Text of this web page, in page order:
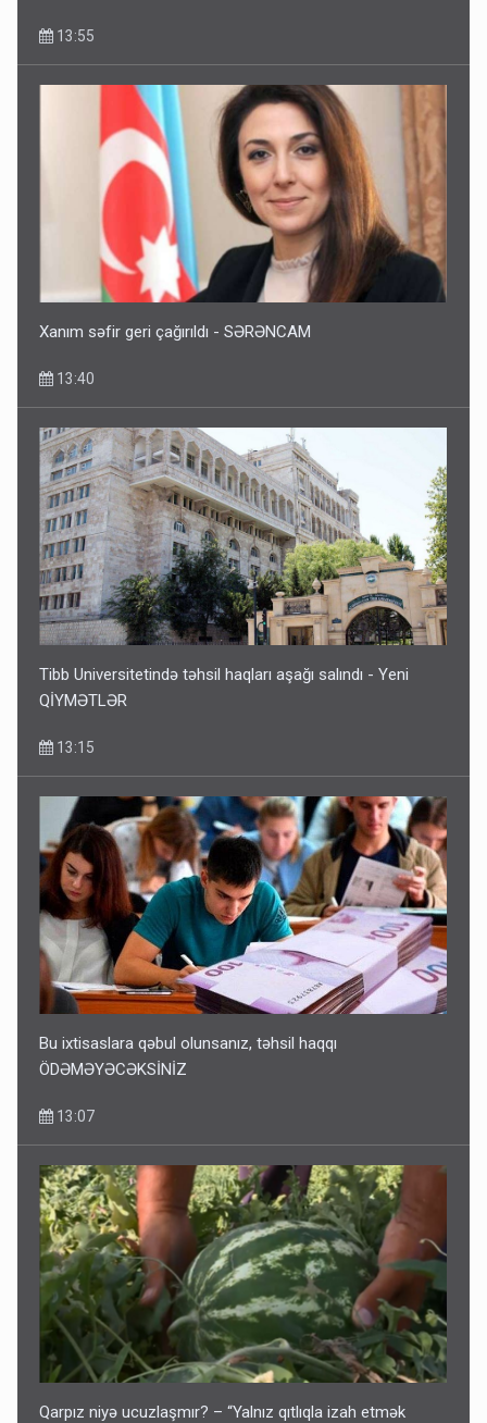
13:55
Xanım səfir geri çağırıldı - SƏRƏNCAM
13:40
Tibb Universitetində təhsil haqları aşağı salındı - Yeni
QİYMƏTLƏR
13:15
Bu ixtisaslara qəbul olunsanız, təhsil haqqı
ÖDƏMƏYƏCƏKSİNİZ
13:07
Qarpız niyə ucuzlaşmır? – “Yalnız qıtlıqla izah etmək